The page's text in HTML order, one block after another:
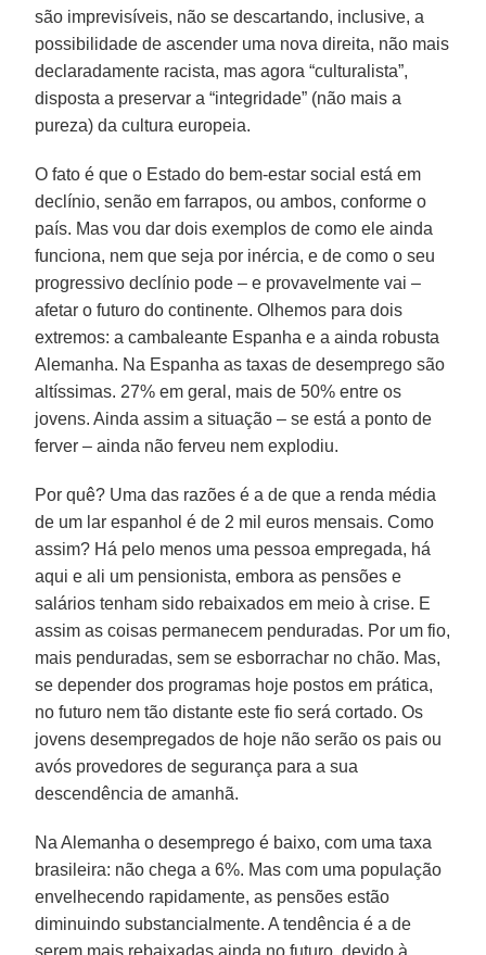
são imprevisíveis, não se descartando, inclusive, a
possibilidade de ascender uma nova direita, não mais
declaradamente racista, mas agora “culturalista”,
disposta a preservar a “integridade” (não mais a
pureza) da cultura europeia.
O fato é que o Estado do bem-estar social está em
declínio, senão em farrapos, ou ambos, conforme o
país. Mas vou dar dois exemplos de como ele ainda
funciona, nem que seja por inércia, e de como o seu
progressivo declínio pode – e provavelmente vai –
afetar o futuro do continente. Olhemos para dois
extremos: a cambaleante Espanha e a ainda robusta
Alemanha. Na Espanha as taxas de desemprego são
altíssimas. 27% em geral, mais de 50% entre os
jovens. Ainda assim a situação – se está a ponto de
ferver – ainda não ferveu nem explodiu.
Por quê? Uma das razões é a de que a renda média
de um lar espanhol é de 2 mil euros mensais. Como
assim? Há pelo menos uma pessoa empregada, há
aqui e ali um pensionista, embora as pensões e
salários tenham sido rebaixados em meio à crise. E
assim as coisas permanecem penduradas. Por um fio,
mais penduradas, sem se esborrachar no chão. Mas,
se depender dos programas hoje postos em prática,
no futuro nem tão distante este fio será cortado. Os
jovens desempregados de hoje não serão os pais ou
avós provedores de segurança para a sua
descendência de amanhã.
Na Alemanha o desemprego é baixo, com uma taxa
brasileira: não chega a 6%. Mas com uma população
envelhecendo rapidamente, as pensões estão
diminuindo substancialmente. A tendência é a de
serem mais rebaixadas ainda no futuro, devido à